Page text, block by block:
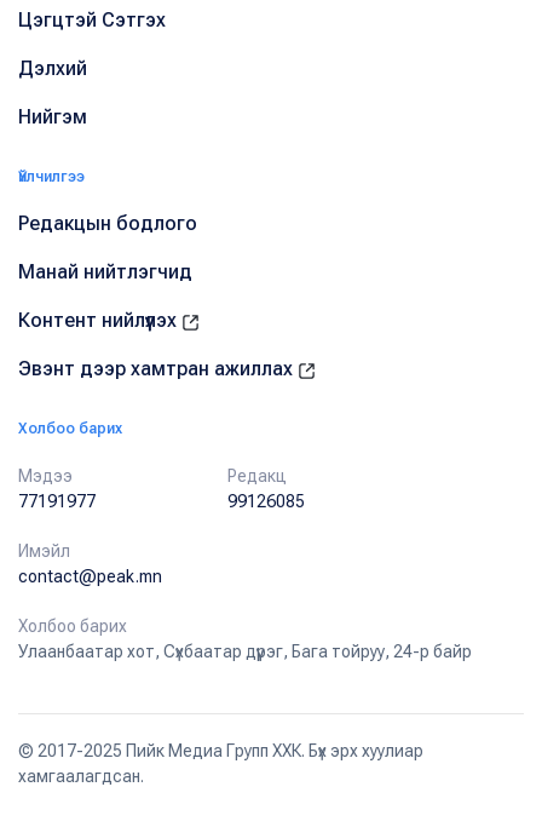
Цэгцтэй Сэтгэх
Дэлхий
Нийгэм
Үйлчилгээ
Редакцын бодлого
Манай нийтлэгчид
Контент нийлүүлэх
Эвэнт дээр хамтран ажиллах
Холбоо барих
Мэдээ
77191977
Редакц
99126085
Имэйл
contact@peak.mn
Холбоо барих
Улаанбаатар хот, Сүхбаатар дүүрэг, Бага тойруу, 24-р байр
© 2017-2025 Пийк Медиа Групп ХХК. Бүх эрх хуулиар
хамгаалагдсан.